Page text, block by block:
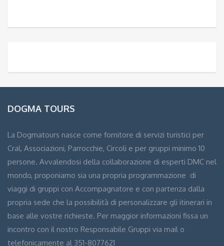
DOGMA TOURS
La Dogmatours nasce come fornitore di servizi turistici per
Cral, Associazioni, Parrocchie, Circoli e per gruppi minimo 10
persone. Avvalendosi della collaborazione di esperti DMC nel
mondo, proponiamo sia una propria programmazione di
viaggi di gruppi con Accompagnatore e con partenza dalla
propria sede che la possibilità di personalizzare gli itinerari in
base alle vostre richieste. Per maggior informazioni fissa un
incontro con il nostro Responsabile Gruppi via mail o
telefonicamente al 351-8077621